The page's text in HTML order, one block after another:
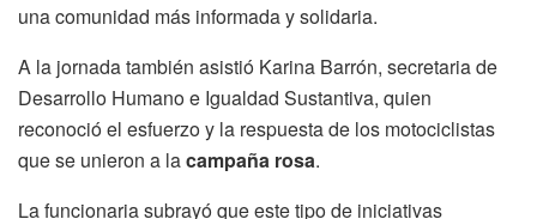
una comunidad más informada y solidaria.
A la jornada también asistió Karina Barrón, secretaria de
Desarrollo Humano e Igualdad Sustantiva, quien
reconoció el esfuerzo y la respuesta de los motociclistas
que se unieron a lacampaña rosa.
La funcionaria subrayó que este tipo de iniciativas